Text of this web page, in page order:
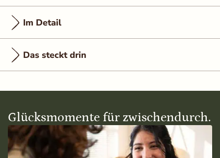
Im Detail
Das steckt drin
Glücksmomente für zwischendurch.